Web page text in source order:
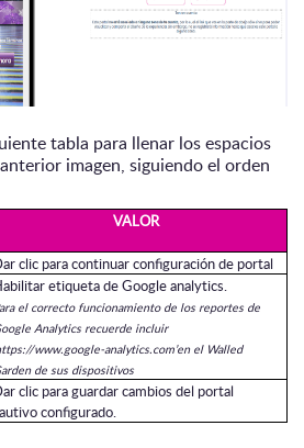
tabla para llenar los espacios
imagen, siguiendo el orden
VALOR
clic para continuar configuración de portal
etiqueta de Google analytics.
el correcto funcionamiento de los reportes de
Analytics recuerde incluir
www.google-analytics.com’en el Walled
de sus dispositivos
clic para guardar cambios del portal
configurado.